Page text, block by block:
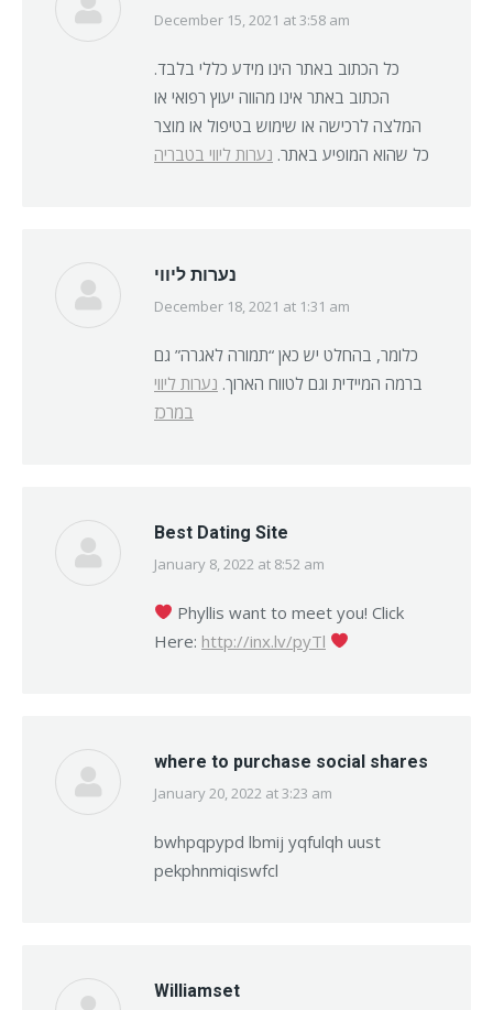
says:
December 15, 2021 at 3:58 am
כל הכתוב באתר הינו מידע כללי בלבד.
הכתוב באתר אינו מהווה יעוץ רפואי או
המלצה לרכישה או שימוש בטיפול או מוצר
כל שהוא המופיע באתר. נערות ליווי בטבריה
נערות ליווי
says:
December 18, 2021 at 1:31 am
כלומר, בהחלט יש כאן “תמורה לאגרה” גם
ברמה המיידית וגם לטווח הארוך. נערות ליווי
במרכז
Best Dating Site
says:
January 8, 2022 at 8:52 am
Phyllis want to meet you! Click
Here: http://inx.lv/pyTl
where to purchase social shares
says:
January 20, 2022 at 3:23 am
bwhpqpypd lbmij yqfulqh uust
pekphnmiqiswfcl
Williamset